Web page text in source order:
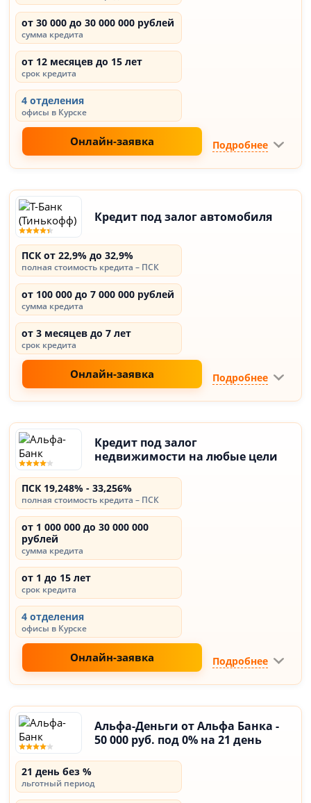
от 30 000 до 30 000 000 рублей
сумма кредита
от 12 месяцев до 15 лет
срок кредита
4 отделения
офисы в Курске
Онлайн-заявка Подробнее
Кредит под залог автомобиля
ПСК от 22,9% до 32,9%
полная стоимость кредита – ПСК
от 100 000 до 7 000 000 рублей
сумма кредита
от 3 месяцев до 7 лет
срок кредита
Онлайн-заявка Подробнее
Кредит под залог
недвижимости на любые цели
ПСК 19,248% - 33,256%
полная стоимость кредита – ПСК
от 1 000 000 до 30 000 000
рублей
сумма кредита
от 1 до 15 лет
срок кредита
4 отделения
офисы в Курске
Онлайн-заявка Подробнее
Альфа-Деньги от Альфа Банка -
50 000 руб. под 0% на 21 день
21 день без %
льготный период